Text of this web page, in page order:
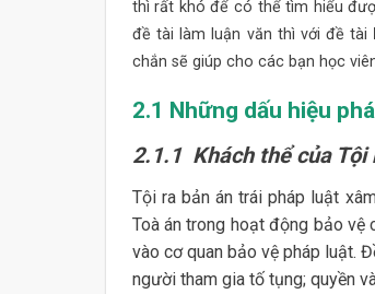
thì rất khó để có thể tìm hiểu
đề tài làm luận văn thì với đề tài
chắn sẽ giúp cho các bạn học
2.1 Những dấu hiệu
2.1.1 Khách thể của Tội
Tội ra bản án trái pháp luật
Toà án trong hoạt động bảo vệ
vào cơ quan bảo vệ pháp luật.
người tham gia tố tụng; quyền